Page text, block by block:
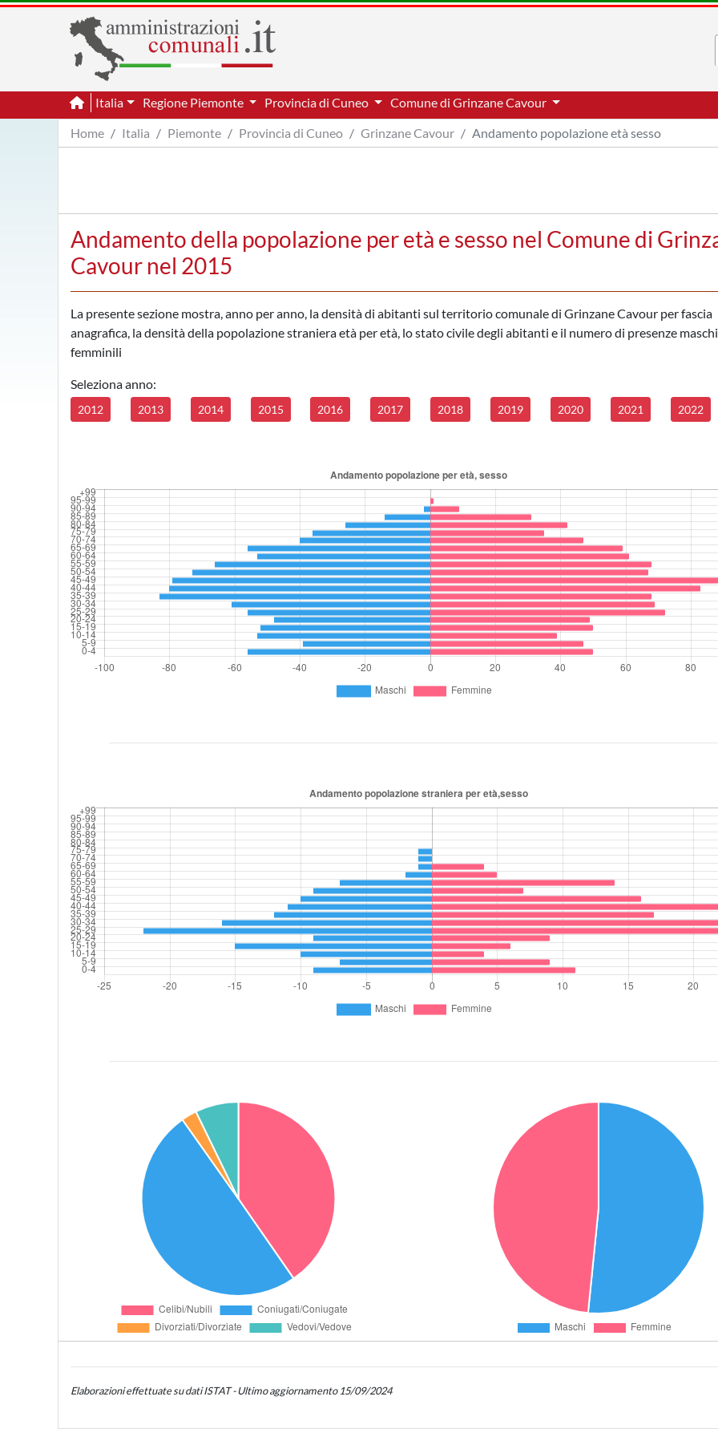
Italia Regione Piemonte Provincia di Cuneo
Comune di Grinzane Cavour
Home
Italia Piemonte Provincia di Cuneo Grinzane Cavour Andamento popolazione età sesso
Andamento della popolazione per età e sesso nel Comune di
Cavour nel 2015
La presente sezione mostra, anno per anno, la densità di abitanti sul territorio comunale di Grinzane Cavour per fascia
anagrafica, la densità della popolazione straniera età per età, lo stato civile degli abitanti e il numero di presenze
femminili
Seleziona anno:
2012 2013 2014 2015 2016 2017 2018 2019 2020 2021 2022
Elaborazioni effettuate su dati ISTAT - Ultimo aggiornamento 15/09/2024